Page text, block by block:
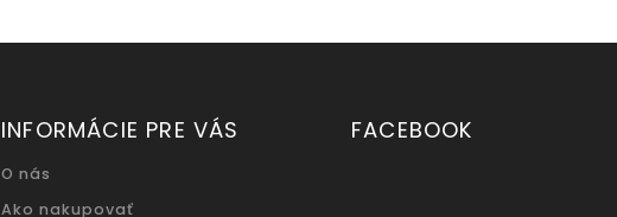
INFORMÁCIE PRE VÁS
O nás
Ako nakupovať
FACEBOOK